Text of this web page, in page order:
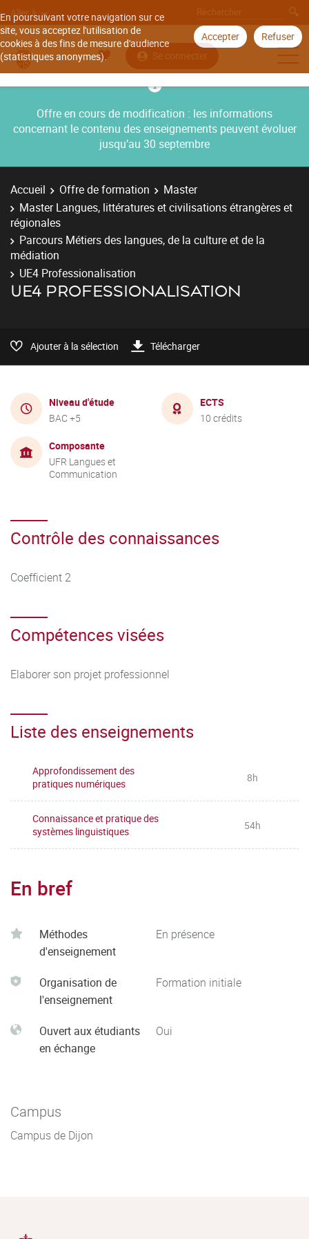
En poursuivant votre navigation sur ce
site, vous acceptez l'utilisation de
cookies à des fins de mesure d'audience
(statistiques anonymes).
Accepter Refuser
Aller à
Se connecter
Offre en cours de modification : les informations
concernant le contenu des enseignements peuvent évoluer
jusqu’au 30 septembre
Accueil Offre de formation
Master
Master Langues, littératures et civilisations étrangères et
régionales
Parcours Métiers des langues, de la culture et de la
médiation
UE4 Professionalisation
UE4 PROFESSIONALISATION
Ajouter à la sélection Télécharger
Niveau d'étude
BAC +5
ECTS
10 crédits
Composante
UFR Langues et
Communication
Contrôle des connaissances
Coefficient 2
Compétences visées
Elaborer son projet professionnel
Liste des enseignements
Approfondissement des
pratiques numériques
8h
Connaissance et pratique des
systèmes linguistiques
54h
En bref
Méthodes
d'enseignement
En présence
Organisation de
l'enseignement
Formation initiale
Ouvert aux étudiants
en échange
Oui
Campus
Campus de Dijon